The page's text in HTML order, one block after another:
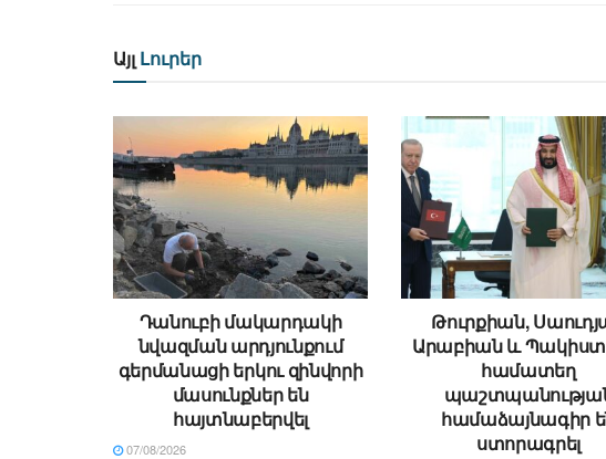
Այլ Լուրեր
Դանուբի մակարդակի
նվազման արդյունքում
գերմանացի երկու զինվորի
մասունքներ են
հայտնաբերվել
07/08/2026
Թուրքիան,
Արաբիան և
համատեղ
համաձայնագիր
ստորագրել